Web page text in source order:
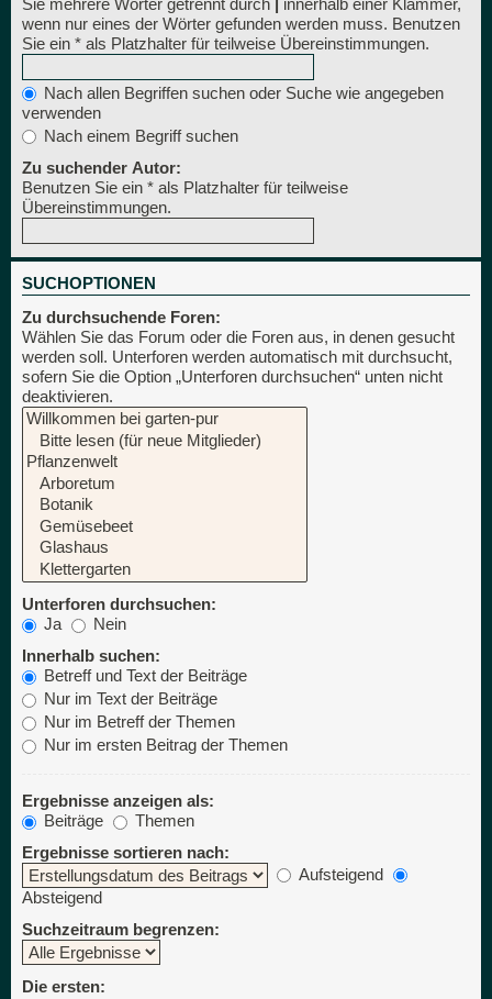
wenn nur eines der Wörter gefunden werden muss. Benutzen
Sie ein * als Platzhalter für teilweise Übereinstimmungen.
Nach allen Begriffen suchen oder Suche wie angegeben
verwenden
Nach einem Begriff suchen
Zu suchender Autor:
Benutzen Sie ein * als Platzhalter für teilweise
Übereinstimmungen.
SUCHOPTIONEN
Zu durchsuchende Foren:
Wählen Sie das Forum oder die Foren aus, in denen gesucht
werden soll. Unterforen werden automatisch mit durchsucht,
sofern Sie die Option „Unterforen durchsuchen“ unten nicht
deaktivieren.
Unterforen durchsuchen:
Ja
Nein
Innerhalb suchen:
Betreff und Text der Beiträge
Nur im Text der Beiträge
Nur im Betreff der Themen
Nur im ersten Beitrag der Themen
Ergebnisse anzeigen als:
Beiträge
Themen
Ergebnisse sortieren nach:
Aufsteigend
Absteigend
Suchzeitraum begrenzen:
Die ersten: